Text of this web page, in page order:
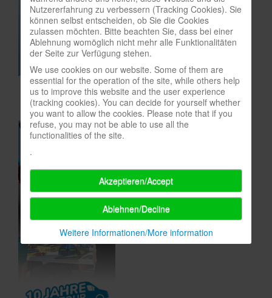
In eigener Sache-On our own behalf
Archivierte Meldungen-News archive
Nutzererfahrung zu verbessern (Tracking Cookies). Sie
können selbst entscheiden, ob Sie die Cookies
zulassen möchten. Bitte beachten Sie, dass bei einer
Ablehnung womöglich nicht mehr alle Funktionalitäten
der Seite zur Verfügung stehen.
We use cookies on our website. Some of them are
essential for the operation of the site, while others help
us to improve this website and the user experience
(tracking cookies). You can decide for yourself whether
you want to allow the cookies. Please note that if you
refuse, you may not be able to use all the
functionalities of the site.
.
Akzeptieren/Accept
Ablehnen/Decline
Weitere Informationen/More information